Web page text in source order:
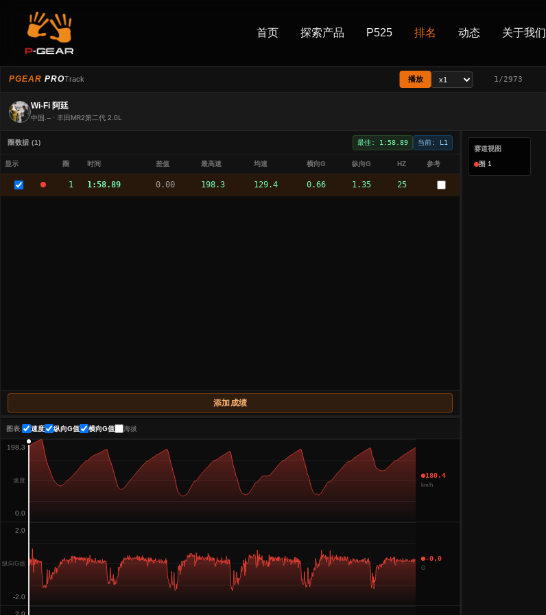
首页 探索产品 P525 排名 动态 关于我们
PGEAR PROTrack 播放 1/2973
Wi-Fi 阿廷
中国.-- · 丰田MR2第二代 2.0L
圈数据 (1) 最佳: 1:58.89 当前: L1
显示 圈 时间 差值 最高速 均速 横向G 纵向G HZ 参考
1 1:58.89 0.00 198.3 129.4 0.66 1.35 25
添加成绩
图表: 速度 纵向G值 横向G值 海拔
198.3
速度
0.0
180.4
km/h
2.0
纵向G值
-2.0
-0.0
G
赛道视图
圈 1